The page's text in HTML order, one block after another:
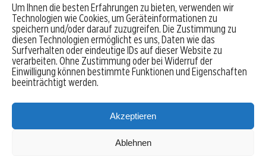
Um Ihnen die besten Erfahrungen zu bieten, verwenden wir
Technologien wie Cookies, um Geräteinformationen zu
speichern und/oder darauf zuzugreifen. Die Zustimmung zu
diesen Technologien ermöglicht es uns, Daten wie das
Surfverhalten oder eindeutige IDs auf dieser Website zu
verarbeiten. Ohne Zustimmung oder bei Widerruf der
Einwilligung können bestimmte Funktionen und Eigenschaften
beeinträchtigt werden.
Akzeptieren
Ablehnen
Robo-Advisor vergleichen
Depotvergleich
Festgeld vergleichen
Tagesgeld vergleichen